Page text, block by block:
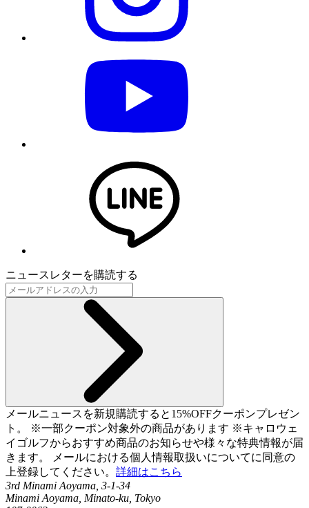
ニュースレターを購読する
メールニュースを新規購読すると15%OFFクーポンプレゼン
ト。 ※一部クーポン対象外の商品があります ※キャロウェ
イゴルフからおすすめ商品のお知らせや様々な特典情報が届
きます。 メールにおける個人情報取扱いについてに同意の
上登録してください。 詳細はこちら
3rd Minami Aoyama, 3-1-34
Minami Aoyama, Minato-ku, Tokyo